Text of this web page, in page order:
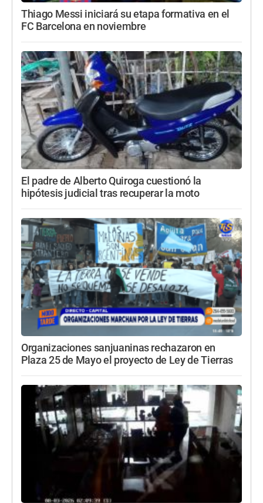
Thiago Messi iniciará su etapa formativa en el
FC Barcelona en noviembre
El padre de Alberto Quiroga cuestionó la
hipótesis judicial tras recuperar la moto
Organizaciones sanjuaninas rechazaron en
Plaza 25 de Mayo el proyecto de Ley de Tierras